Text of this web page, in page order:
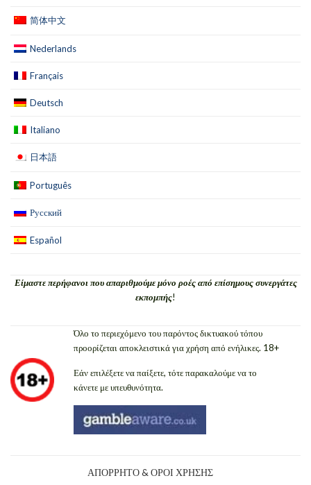
简体中文
Nederlands
Français
Deutsch
Italiano
日本語
Português
Русский
Español
Είμαστε περήφανοι που απαριθμούμε μόνο ροές από επίσημους συνεργάτες
εκπομπής!
Όλο το περιεχόμενο του παρόντος δικτυακού τόπου
προορίζεται αποκλειστικά για χρήση από ενήλικες. 18+
Εάν επιλέξετε να παίξετε, τότε παρακαλούμε να το
κάνετε με υπευθυνότητα.
ΑΠΌΡΡΗΤΟ & ΌΡΟΙ ΧΡΉΣΗΣ